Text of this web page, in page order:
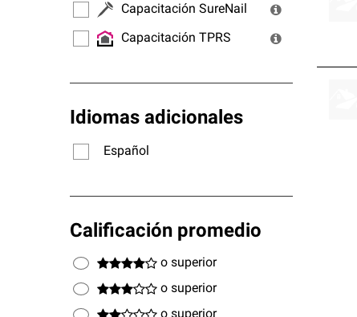
Capacitación SureNail
Capacitación TPRS
Idiomas adicionales
Español
Calificación promedio
o superior
o superior
o superior